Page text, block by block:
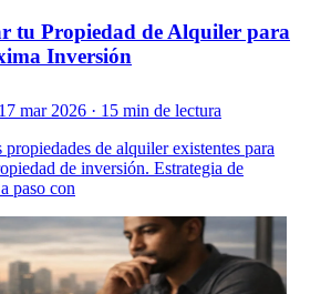
tu Propiedad de Alquiler para
Inversión
17 mar 2026 · 15 min de lectura
de alquiler existentes para
de inversión. Estrategia de
paso con